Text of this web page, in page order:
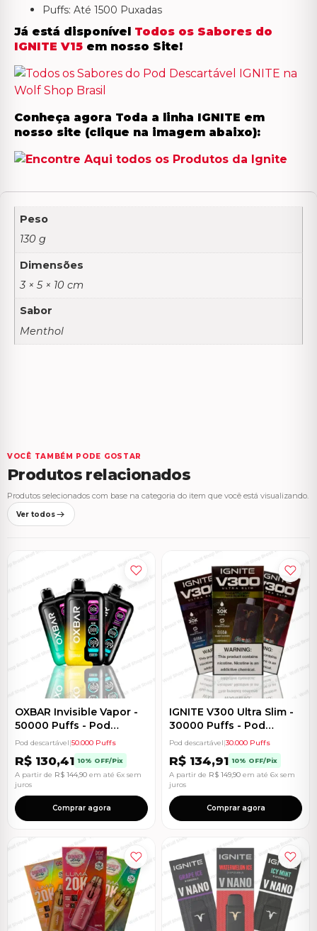
Puffs: Até 1500 Puxadas
Já está disponível Todos os Sabores do
IGNITE V15 em nosso Site!
Conheça agora Toda a linha IGNITE em
nosso site (clique na imagem abaixo):
Peso
130 g
Dimensões
3 × 5 × 10 cm
Sabor
Menthol
VOCÊ TAMBÉM PODE GOSTAR
Produtos relacionados
Produtos selecionados com base na categoria do item que você está visualizando.
Ver todos
OXBAR Invisible Vapor -
50000 Puffs - Pod
Descartável
Pod descartável|50.000 Puffs
R$ 130,41 10% OFF/Pix
A partir de R$ 144,90 em até 6x sem
juros
Comprar agora
IGNITE V300 Ultra Slim -
30000 Puffs - Pod
Descartável
Pod descartável|30.000 Puffs
R$ 134,91 10% OFF/Pix
A partir de R$ 149,90 em até 6x sem
juros
Comprar agora